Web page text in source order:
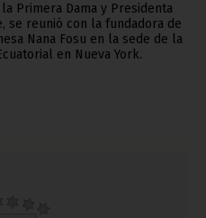
la Primera Dama y Presidenta
se reunió con la fundadora de
Nana Fosu en la sede de la
en Nueva York.